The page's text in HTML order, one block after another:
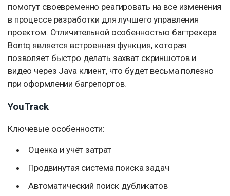
помогут своевременно реагировать на все изменения
в процессе разработки для лучшего управления
проектом. Отличительной особенностью багтрекера
Bontq является встроенная функция, которая
позволяет быстро делать захват скриншотов и
видео через Java клиент, что будет весьма полезно
при оформлении багрепортов.
YouTrack
Ключевые особенности:
Оценка и учёт затрат
Продвинутая система поиска задач
Автоматический поиск дубликатов